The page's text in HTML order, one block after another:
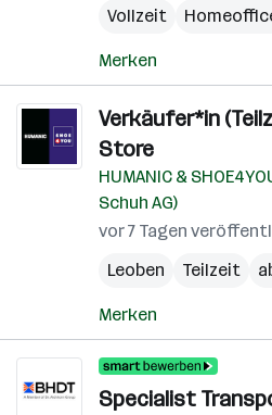
Vollzeit
Merken
Verkäufer*in
Store
HUMANIC &
Schuh AG)
vor 7 Tagen
Leoben
Teilzeit
Merken
Specialist